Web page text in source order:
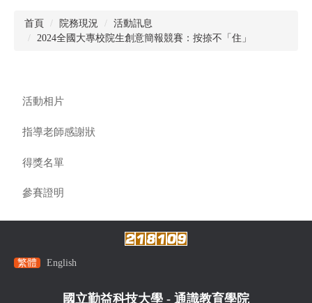
首頁 院務現況
活動訊息
2024全國大專校院生創意簡報競賽：按捺不「住」
活動相片
指導老師感謝狀
得獎名單
參賽證明
繁體 English
國立勤益科技大學 - 通識教育學院